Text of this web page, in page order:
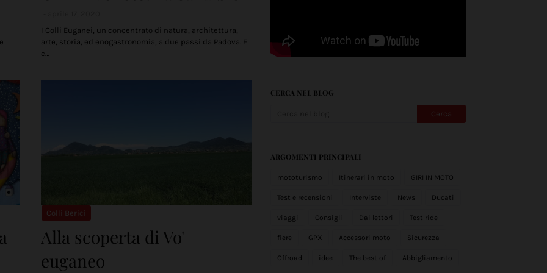
I Colli Euganei, un concentrato di natura, architettura,
arte, storia, ed enogastronomia, a due passi da Padova. E
c…
Colli Berici
Alla scoperta di Vo'
euganeo
CERCA NEL BLOG
ARGOMENTI PRINCIPALI
mototurismo Itinerari in moto GIRI IN MOTO
Test e recensioni Interviste News Ducati
viaggi Consigli Dai lettori Test ride
fiere GPX Accessori moto Sicurezza
Offroad idee The best of Abbigliamento